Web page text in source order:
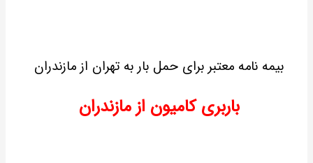
بیمه نامه معتبر برای حمل بار به تهران از مازندران
باربری کامیون از مازندران